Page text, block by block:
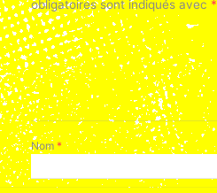
obligatoires sont indiqués avec*
Nom*